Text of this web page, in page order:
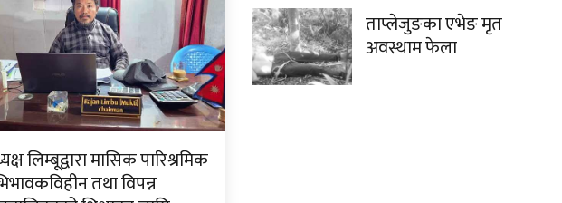
लिम्बूद्वारा मासिक पारिश्रमिक
तथा विपन्न
ताप्लेजुङका एभेङ मृत
अवस्थाम फेला